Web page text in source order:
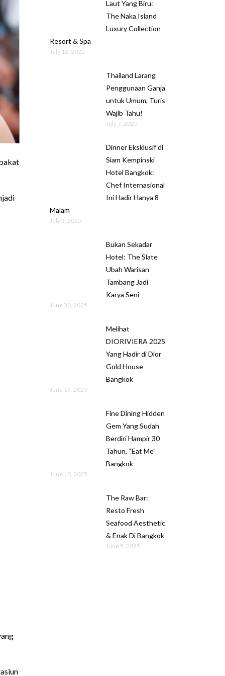
Laut Yang Biru:
The Naka Island
Luxury Collection
Resort & Spa
July 16, 2025
Thailand Larang
Penggunaan Ganja
untuk Umum, Turis
Wajib Tahu!
July 7, 2025
Dinner Eksklusif di
Siam Kempinski
Hotel Bangkok:
Chef Internasional
Ini Hadir Hanya 8
Malam
July 3, 2025
Bukan Sekadar
Hotel: The Slate
Ubah Warisan
Tambang Jadi
Karya Seni
June 30, 2025
Melihat
DIORIVIERA 2025
Yang Hadir di Dior
Gold House
Bangkok
June 17, 2025
Fine Dining Hidden
Gem Yang Sudah
Berdiri Hampir 30
Tahun, “Eat Me”
Bangkok
June 10, 2025
The Raw Bar:
Resto Fresh
Seafood Aesthetic
& Enak Di Bangkok
June 5, 2025